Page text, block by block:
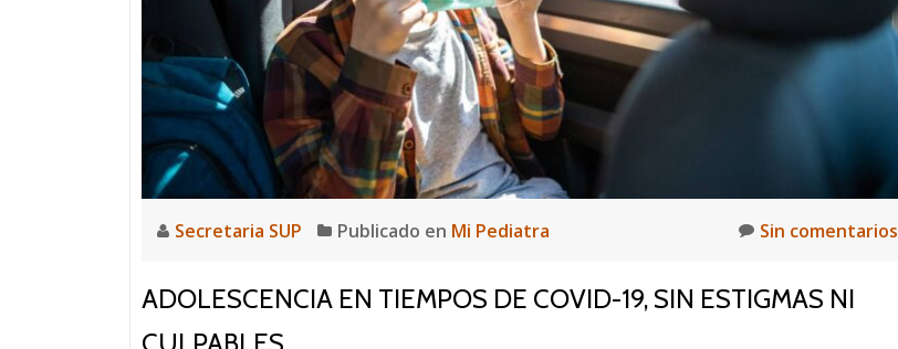
Secretaria SUP Publicado en Mi Pediatra Sin comentarios
ADOLESCENCIA EN TIEMPOS DE COVID-19, SIN ESTIGMAS NI